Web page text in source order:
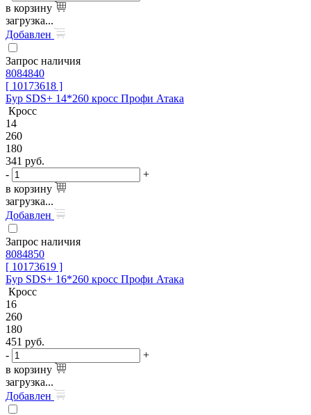
в корзину
загрузка...
Добавлен
Запрос наличия
8084840
[ 10173618 ]
Бур SDS+ 14*260 кросс Профи Атака
Кросс
14
260
180
341 руб.
-
+
в корзину
загрузка...
Добавлен
Запрос наличия
8084850
[ 10173619 ]
Бур SDS+ 16*260 кросс Профи Атака
Кросс
16
260
180
451 руб.
-
+
в корзину
загрузка...
Добавлен